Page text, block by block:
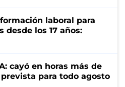
laboral para
desde los 17 años:
cayó en horas más de
para todo agosto